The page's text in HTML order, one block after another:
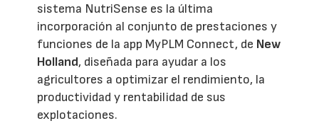
sistema NutriSense es la última
incorporación al conjunto de prestaciones y
funciones de la app MyPLM Connect, de New
Holland, diseñada para ayudar a los
agricultores a optimizar el rendimiento, la
productividad y rentabilidad de sus
explotaciones.